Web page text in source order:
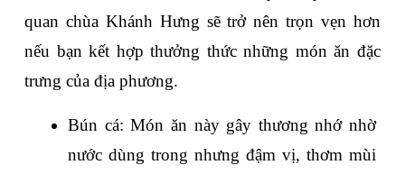
quan chùa Khánh Hưng sẽ trở nên trọn vẹn hơn
nếu bạn kết hợp thưởng thức những món ăn đặc
trưng của địa phương.
Bún cá: Món ăn này gây thương nhớ nhờ
nước dùng trong nhưng đậm vị, thơm mùi